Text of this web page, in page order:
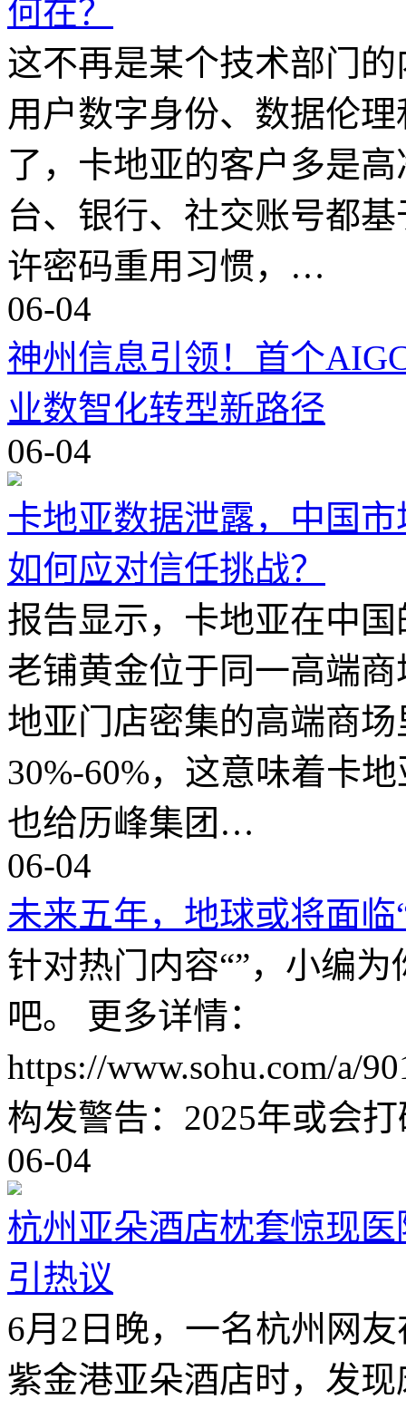
何在？
这不再是某个技术部门
用户数字身份、数据伦
了，卡地亚的客户多是
台、银行、社交账号都
许密码重用习惯，…
06-04
神州信息引领！首个
业数智化转型新路径
06-04
卡地亚数据泄露，中国
如何应对信任挑战？
报告显示，卡地亚在中
老铺黄金位于同一高端
地亚门店密集的高端商
30%-60%，这意味着卡
也给历峰集团…
06-04
未来五年，地球或将面临
针对热门内容“”，小编
吧。 更多详情：
https://www.sohu.com/a/
构发警告：2025年或会
06-04
杭州亚朵酒店枕套惊现
引热议
6月2日晚，一名杭州网
紫金港亚朵酒店时，发